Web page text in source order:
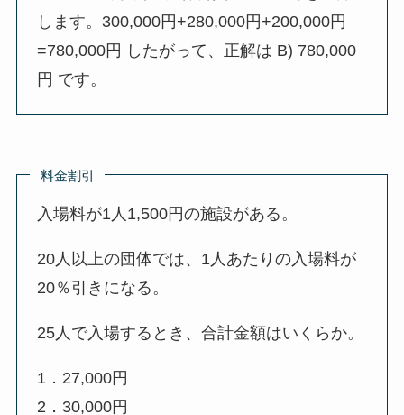
します。300,000円+280,000円+200,000円
=780,000円 したがって、正解は B) 780,000
円 です。
料金割引
入場料が1人1,500円の施設がある。
20人以上の団体では、1人あたりの入場料が
20％引きになる。
25人で入場するとき、合計金額はいくらか。
1．27,000円
2．30,000円